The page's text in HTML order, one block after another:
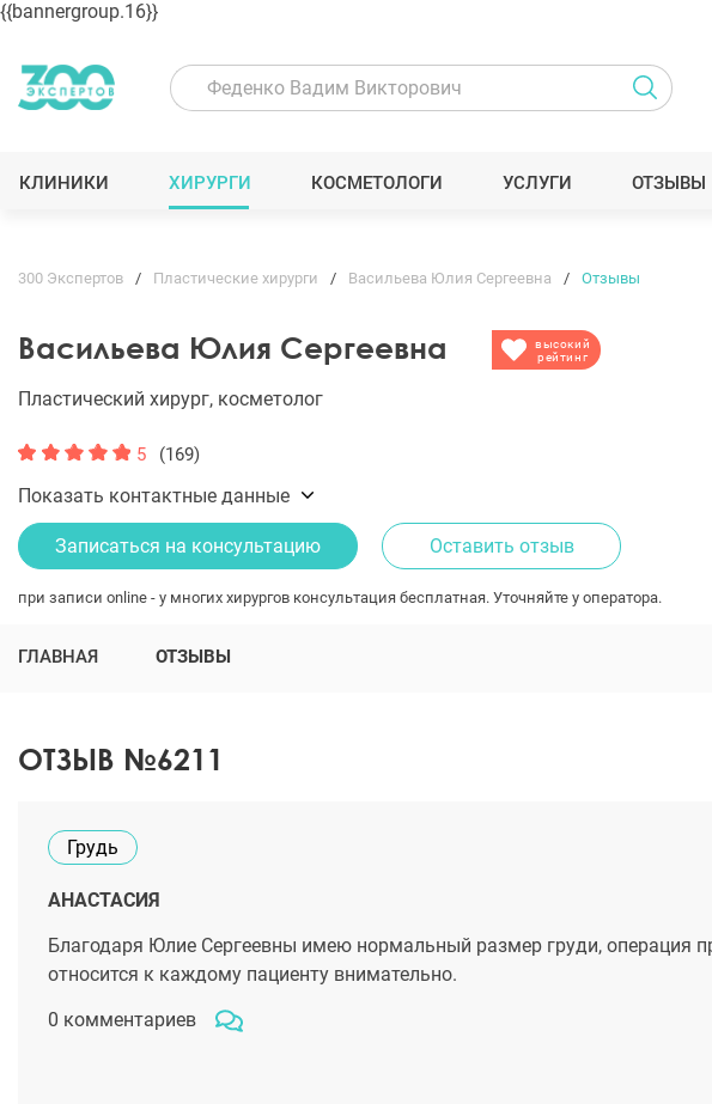
{{bannergroup.16}}
КЛИНИКИ ХИРУРГИ КОСМЕТОЛОГИ УСЛУГИ ОТЗЫВЫ
300 Экспертов Пластические хирурги Васильева Юлия Сергеевна Отзывы
Васильева Юлия Сергеевна
высокий
рейтинг
Пластический хирург, косметолог
5 (169)
Показать контактные данные
Записаться на консультацию Оставить отзыв
при записи online - у многих хирургов консультация бесплатная. Уточняйте у оператора.
ГЛАВНАЯ ОТЗЫВЫ
ОТЗЫВ №6211
Грудь
АНАСТАСИЯ
Благодаря Юлие Сергеевны имею нормальный размер груди, операция
относится к каждому пациенту внимательно.
0 комментариев